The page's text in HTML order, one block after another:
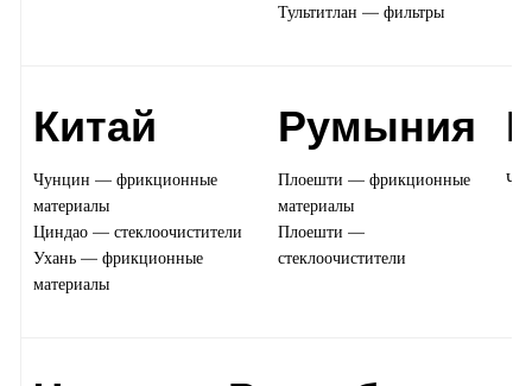
Тультитлан — фильтры
Китай
Чунцин — фрикционные
материалы
Циндао — стеклоочистители
Ухань — фрикционные
материалы
Румыния
Плоешти — фрикционные
материалы
Плоешти —
стеклоочистители